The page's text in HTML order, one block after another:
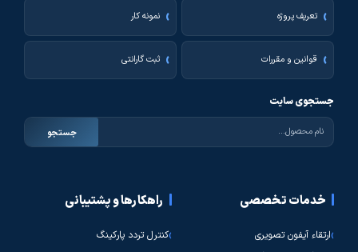
تعریف پروژه نمونه کار
قوانین و مقررات ثبت گارانتی
جستجوی سایت
جستجو
خدمات تخصصی
ارتقاء آیفون تصویری
راهکارها و پشتیبانی
کنترل تردد پارکینگ